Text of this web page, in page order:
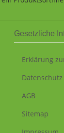
Gesetzliche
Erklärung
Datenschutz
AGB
Sitemap